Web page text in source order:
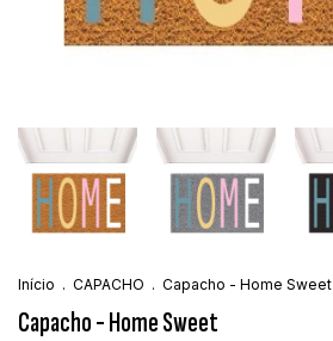
Início . CAPACHO . Capacho - Home Sweet
Capacho - Home Sweet